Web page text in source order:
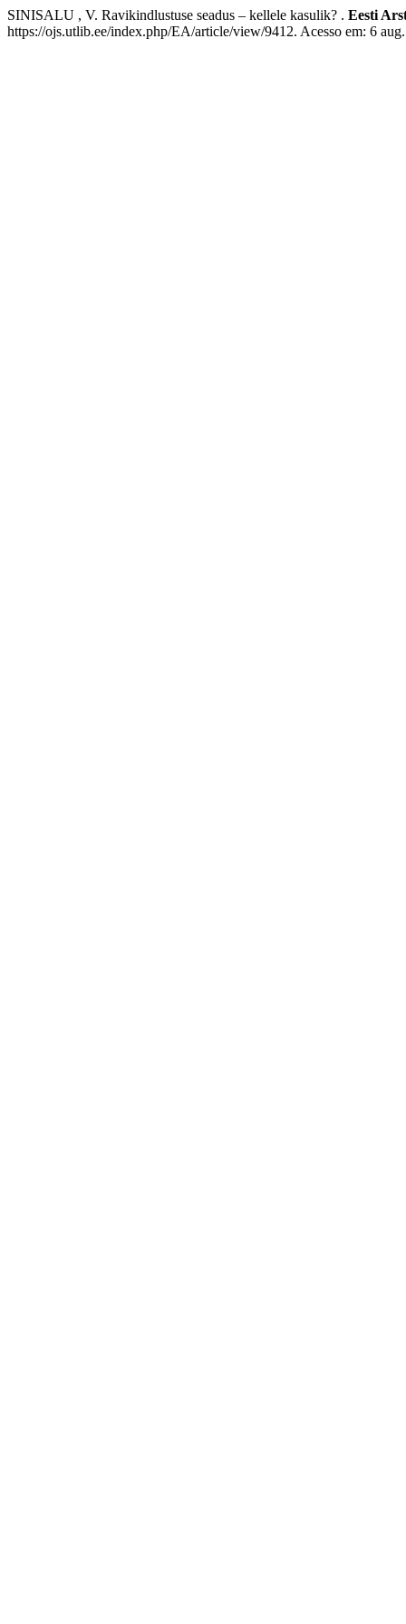
SINISALU , V. Ravikindlustuse seadus – kellele kasulik? . Eesti
https://ojs.utlib.ee/index.php/EA/article/view/9412. Acesso em: 6